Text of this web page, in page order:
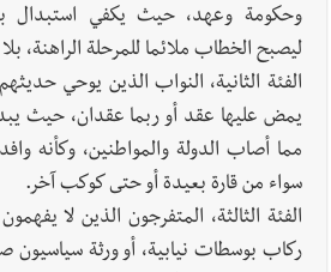
وحكومة وعهد، حيث يكفي استبدال
ليصبح الخطاب ملائما للمرحلة الراهنة،
الفئة الثانية، النواب الذين يوحي
يمض عليها عقد أو ربما عقدان، حيث
مما أصاب الدولة والمواطنين، وكأنه
سواء من قارة بعيدة أو حتى كوكب آخر.
الفئة الثالثة، المتفرجون الذين لا
ركاب بوسطات نيابية، أو ورثة